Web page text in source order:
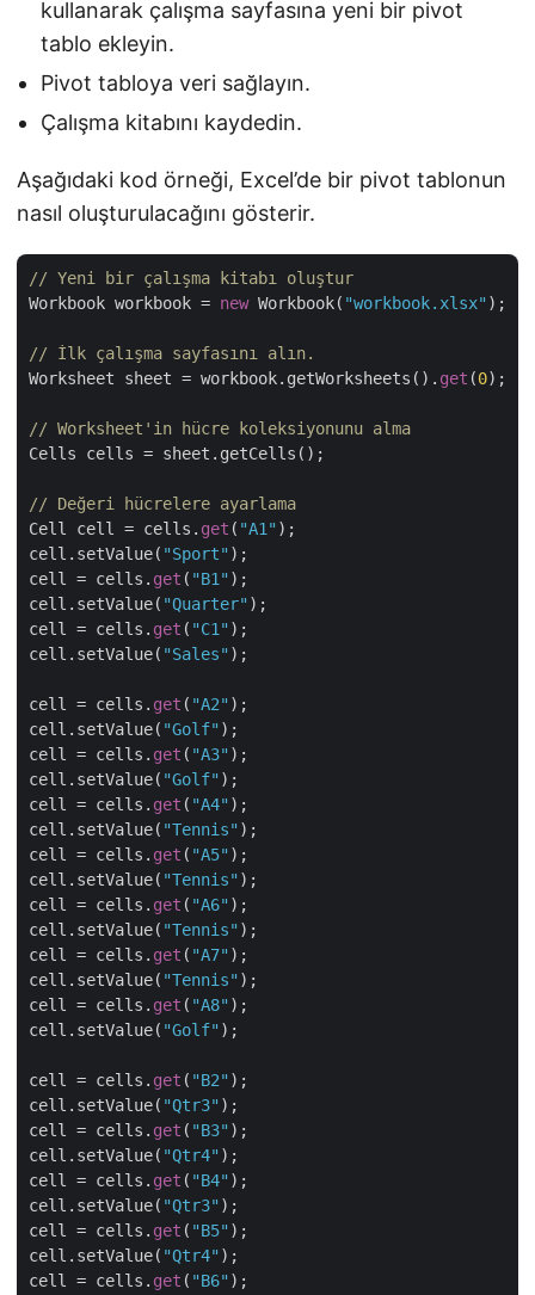
kullanarak çalışma sayfasına yeni bir pivot
tablo ekleyin.
Pivot tabloya veri sağlayın.
Çalışma kitabını kaydedin.
Aşağıdaki kod örneği, Excel’de bir pivot tablonun
nasıl oluşturulacağını gösterir.
// Yeni bir çalışma kitabı oluştur
Workbook workbook = new Workbook( "workbook.xlsx" );
// İlk çalışma sayfasını alın.
Worksheet sheet = workbook.getWorksheets(). get (0);
// Worksheet'in hücre koleksiyonunu alma
Cells cells = sheet.getCells();
// Değeri hücrelere ayarlama
Cell cell = cells. get ( "A1" );
cell.setValue( "Sport" );
cell = cells. get ( "B1" );
cell.setValue( "Quarter" );
cell = cells. get ( "C1" );
cell.setValue( "Sales" );
cell = cells. get ( "A2" );
cell.setValue( "Golf" );
cell = cells. get ( "A3" );
cell.setValue( "Golf" );
cell = cells. get ( "A4" );
cell.setValue( "Tennis" );
cell = cells. get ( "A5" );
cell.setValue( "Tennis" );
cell = cells. get ( "A6" );
cell.setValue( "Tennis" );
cell = cells. get ( "A7" );
cell.setValue( "Tennis" );
cell = cells. get ( "A8" );
cell.setValue( "Golf" );
cell = cells. get ( "B2" );
cell.setValue( "Qtr3" );
cell = cells. get ( "B3" );
cell.setValue( "Qtr4" );
cell = cells. get ( "B4" );
cell.setValue( "Qtr3" );
cell = cells. get ( "B5" );
cell.setValue( "Qtr4" );
cell = cells. get ( "B6" );